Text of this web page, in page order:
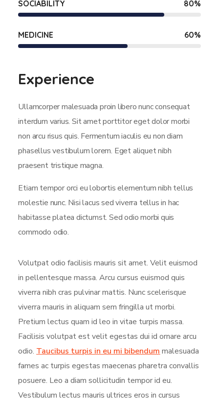
SOCIABILITY 80%
MEDICINE 60%
Experience
Ullamcorper malesuada proin libero nunc consequat
interdum varius. Sit amet porttitor eget dolor morbi
non arcu risus quis. Fermentum iaculis eu non diam
phasellus vestibulum lorem. Eget aliquet nibh
praesent tristique magna.
Etiam tempor orci eu lobortis elementum nibh tellus
molestie nunc. Nisi lacus sed viverra tellus in hac
habitasse platea dictumst. Sed odio morbi quis
commodo odio.
Volutpat odio facilisis mauris sit amet. Velit euismod
in pellentesque massa. Arcu cursus euismod quis
viverra nibh cras pulvinar mattis. Nunc scelerisque
viverra mauris in aliquam sem fringilla ut morbi.
Pretium lectus quam id leo in vitae turpis massa.
Facilisis volutpat est velit egestas dui id ornare arcu
odio. Taucibus turpis in eu mi bibendum malesuada
fames ac turpis egestas maecenas pharetra convallis
posuere. Leo a diam sollicitudin tempor id eu.
Vestibulum lectus mauris ultrices eros in cursus